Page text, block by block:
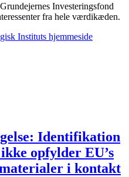
Investeringsfond
fra hele værdikæden.
Instituts hjemmeside
Identifikation
opfylder EU’s
i kontakt